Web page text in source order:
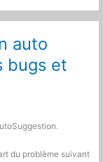
auto
bugs et
du problème suivant